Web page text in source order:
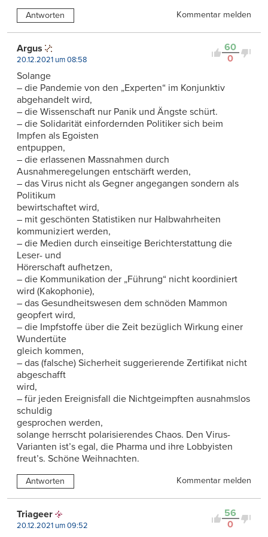
Antworten Kommentar melden
60
0
Argus
20.12.2021 um 08:58
Solange
– die Pandemie von den „Experten“ im Konjunktiv
abgehandelt wird,
– die Wissenschaft nur Panik und Ängste schürt.
– die Solidarität einfordernden Politiker sich beim
Impfen als Egoisten
entpuppen,
– die erlassenen Massnahmen durch
Ausnahmeregelungen entschärft werden,
– das Virus nicht als Gegner angegangen sondern als
Politikum
bewirtschaftet wird,
– mit geschönten Statistiken nur Halbwahrheiten
kommuniziert werden,
– die Medien durch einseitige Berichterstattung die
Leser- und
Hörerschaft aufhetzen,
– die Kommunikation der „Führung“ nicht koordiniert
wird (Kakophonie),
– das Gesundheitswesen dem schnöden Mammon
geopfert wird,
– die Impfstoffe über die Zeit bezüglich Wirkung einer
Wundertüte
gleich kommen,
– das (falsche) Sicherheit suggerierende Zertifikat nicht
abgeschafft
wird,
– für jeden Ereignisfall die Nichtgeimpften ausnahmslos
schuldig
gesprochen werden,
solange herrscht polarisierendes Chaos. Den Virus-
Varianten ist’s egal, die Pharma und ihre Lobbyisten
freut’s. Schöne Weihnachten.
Antworten Kommentar melden
56
0
Triageer
20.12.2021 um 09:52